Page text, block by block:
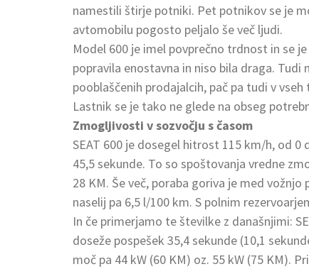
namestili štirje potniki. Pet potnikov se je
avtomobilu pogosto peljalo še več ljudi.
Model 600 je imel povprečno trdnost in se
popravila enostavna in niso bila draga.
pooblaščenih prodajalcih, pač pa tudi v
Lastnik se je tako ne glede na obseg
Zmogljivosti v sozvočju s časom
SEAT 600 je dosegel hitrost 115 km/h, od 0
45,5 sekunde. To so spoštovanja vredne
28 KM. Še več, poraba goriva je med
naselij pa 6,5 l/100 km. S polnim
In če primerjamo te številke z današnjimi:
doseže pospešek 35,4 sekunde (10,1
moč pa 44 kW (60 KM) oz. 55 kW (75 KM).